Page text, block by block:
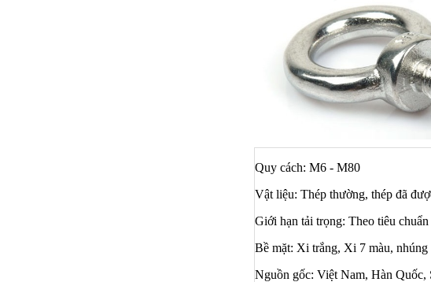
Quy cách: M6 - M80
Vật liệu: Thép thường, thép đã
Giới hạn tải trọng: Theo tiêu
Bề mặt: Xi trắng, Xi 7 màu, nhúng
Nguồn gốc: Việt Nam, Hàn Quốc,